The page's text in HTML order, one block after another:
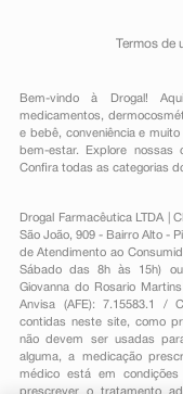
Termos de
Bem-vindo à Drogal!
medicamentos ,
e bebê, conveniênciae muito
bem-estar. Explore
Confira todas as categorias
Drogal Farmacêutica LTDA |
São João, 909 - Bairro Alto -
de Atendimento ao
Sábado das 8h às 15h)
Giovanna do Rosario
Anvisa (AFE): 7.15583.1 /
contidas neste site, como
não devem ser usadas
alguma, a medicação
médico está em
prescrever o tratamento